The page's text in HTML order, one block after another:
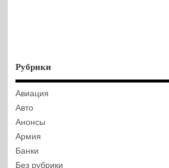
Рубрики
Авиация
Авто
Анонсы
Армия
Банки
Без рубрики